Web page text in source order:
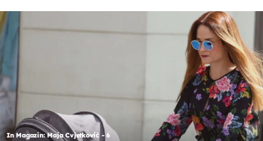
In Magazin: Maja Cvjetković - 6